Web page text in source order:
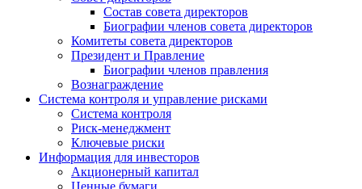
Состав совета директоров
Биографии членов совета директоров
Комитеты совета директоров
Президент и Правление
Биографии членов правления
Вознаграждение
Система контроля и управление рисками
Система контроля
Риск-менеджмент
Ключевые риски
Информация для инвесторов
Акционерный капитал
Ценные бумаги